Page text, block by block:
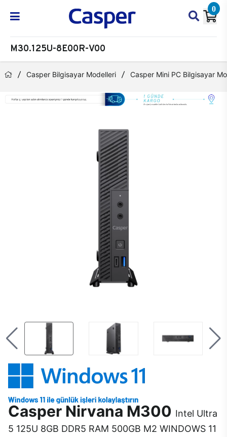
0
M30.125U-8E00R-V00
Casper Bilgisayar Modelleri Casper Mini PC Bilgisayar
Casper Nirvana M300 Intel Ultra
5 125U 8GB DDR5 RAM 500GB M2 WINDOWS 11